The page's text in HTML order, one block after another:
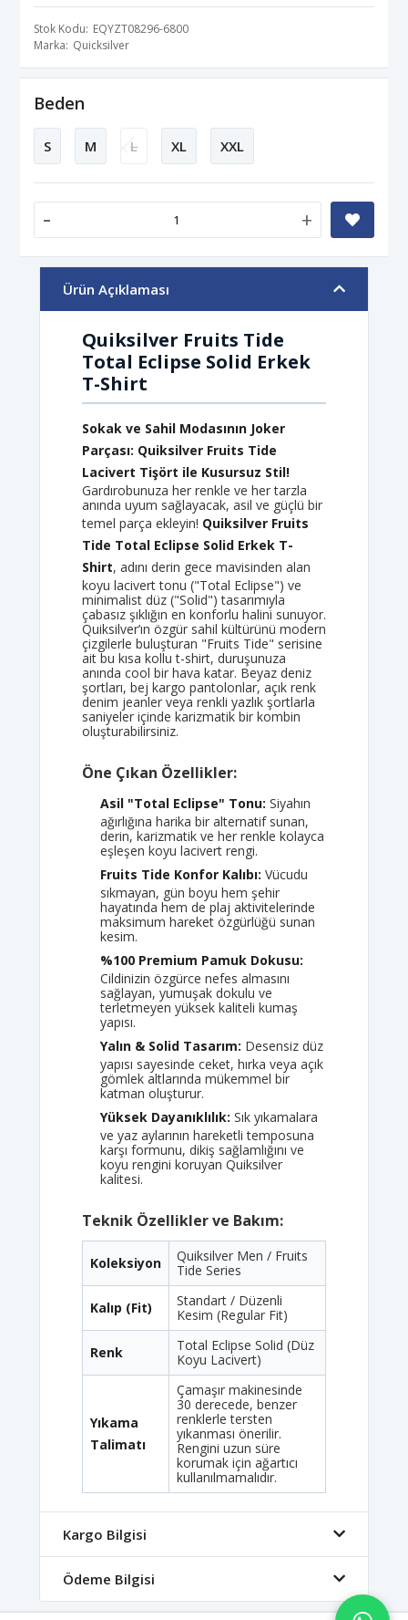
Stok Kodu EQYZT08296-6800
Marka Quicksilver
Beden
S M L XL XXL
- +
Ürün Açıklaması
Quiksilver Fruits Tide
Total Eclipse Solid Erkek
T-Shirt
Sokak ve Sahil Modasının Joker
Parçası: Quiksilver Fruits Tide
Lacivert Tişört ile Kusursuz Stil!
Gardırobunuza her renkle ve her tarzla
anında uyum sağlayacak, asil ve güçlü bir
temel parça ekleyin! Quiksilver Fruits
Tide Total Eclipse Solid Erkek T-
Shirt, adını derin gece mavisinden alan
koyu lacivert tonu ("Total Eclipse") ve
minimalist düz ("Solid") tasarımıyla
çabasız şıklığın en konforlu halini sunuyor.
Quiksilver’ın özgür sahil kültürünü modern
çizgilerle buluşturan "Fruits Tide" serisine
ait bu kısa kollu t-shirt, duruşunuza
anında cool bir hava katar. Beyaz deniz
şortları, bej kargo pantolonlar, açık renk
denim jeanler veya renkli yazlık şortlarla
saniyeler içinde karizmatik bir kombin
oluşturabilirsiniz.
Öne Çıkan Özellikler:
Asil "Total Eclipse" Tonu: Siyahın
ağırlığına harika bir alternatif sunan,
derin, karizmatik ve her renkle kolayca
eşleşen koyu lacivert rengi.
Fruits Tide Konfor Kalıbı: Vücudu
sıkmayan, gün boyu hem şehir
hayatında hem de plaj aktivitelerinde
maksimum hareket özgürlüğü sunan
kesim.
%100 Premium Pamuk Dokusu:
Cildinizin özgürce nefes almasını
sağlayan, yumuşak dokulu ve
terletmeyen yüksek kaliteli kumaş
yapısı.
Yalın & Solid Tasarım: Desensiz düz
yapısı sayesinde ceket, hırka veya açık
gömlek altlarında mükemmel bir
katman oluşturur.
Yüksek Dayanıklılık: Sık yıkamalara
ve yaz aylarının hareketli temposuna
karşı formunu, dikiş sağlamlığını ve
koyu rengini koruyan Quiksilver
kalitesi.
Teknik Özellikler ve Bakım:
Koleksiyon
Quiksilver Men / Fruits
Tide Series
Kalıp (Fit)
Standart / Düzenli
Kesim (Regular Fit)
Renk
Total Eclipse Solid (Düz
Koyu Lacivert)
Yıkama
Talimatı
Çamaşır makinesinde
30 derecede, benzer
renklerle tersten
yıkanması önerilir.
Rengini uzun süre
korumak için ağartıcı
kullanılmamalıdır.
Kargo Bilgisi
Ödeme Bilgisi